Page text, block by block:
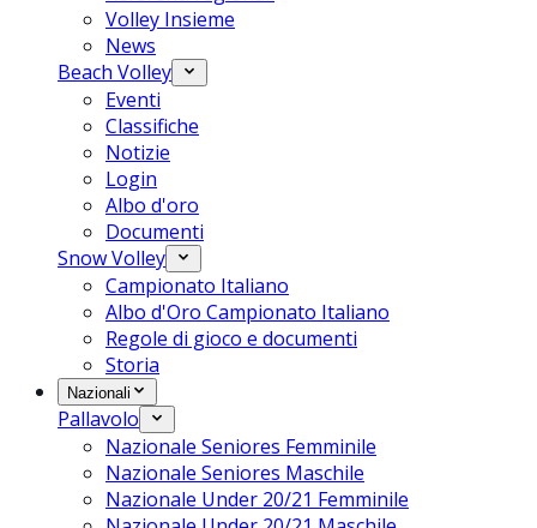
Volley Insieme
News
Beach Volley
Eventi
Classifiche
Notizie
Login
Albo d'oro
Documenti
Snow Volley
Campionato Italiano
Albo d'Oro Campionato Italiano
Regole di gioco e documenti
Storia
Nazionali
Pallavolo
Nazionale Seniores Femminile
Nazionale Seniores Maschile
Nazionale Under 20/21 Femminile